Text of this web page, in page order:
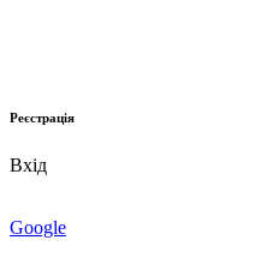
Реєстрація
Вхід
Google